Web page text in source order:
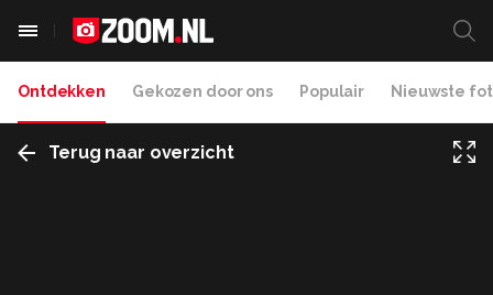
Ontdekken Gekozen door ons Populair Nieuwste
Terug naar overzicht